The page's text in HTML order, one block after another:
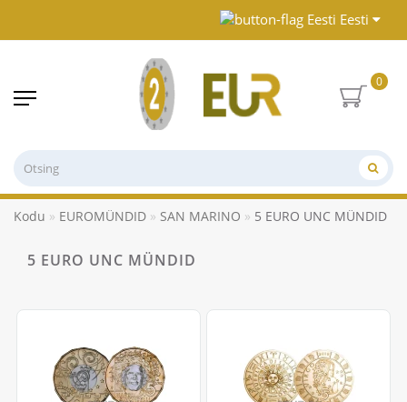
Eesti
0
Kodu EUROMÜNDID SAN MARINO 5 EURO UNC MÜNDID
5 EURO UNC MÜNDID